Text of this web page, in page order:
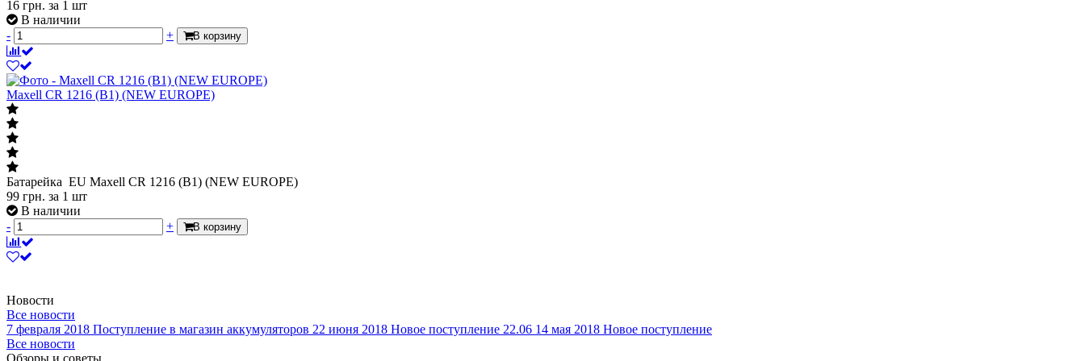
16 грн. за 1 шт
В наличии
-
+ В корзину
Maxell CR 1216 (B1) (NEW EUROPE)
Батарейка EU Maxell CR 1216 (B1) (NEW EUROPE)
99 грн. за 1 шт
В наличии
-
+ В корзину
Новости
Все новости
7 февраля 2018 Поступление в магазин аккумуляторов 22 июня 2018 Новое поступление 22.06 14 мая 2018 Новое поступление
Все новости
Обзоры и советы